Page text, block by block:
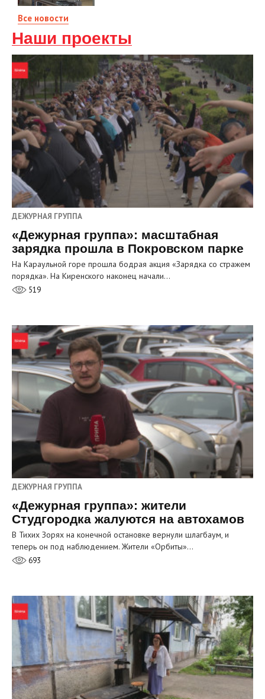
Все новости
Наши проекты
ДЕЖУРНАЯ ГРУППА
«Дежурная группа»: масштабная
зарядка прошла в Покровском парке
На Караульной горе прошла бодрая акция «Зарядка со стражем
порядка». На Киренского наконец начали…
519
ДЕЖУРНАЯ ГРУППА
«Дежурная группа»: жители
Студгородка жалуются на автохамов
В Тихих Зорях на конечной остановке вернули шлагбаум, и
теперь он под наблюдением. Жители «Орбиты»…
693